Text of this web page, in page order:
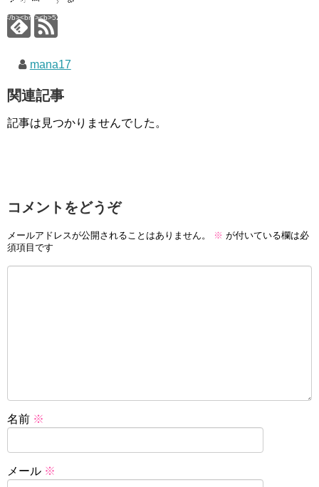
b><br /><b>524</b><br />
mana17
関連記事
記事は見つかりませんでした。
コメントをどうぞ
メールアドレスが公開されることはありません。 ※ が付いている欄は必
須項目です
名前 ※
メール ※